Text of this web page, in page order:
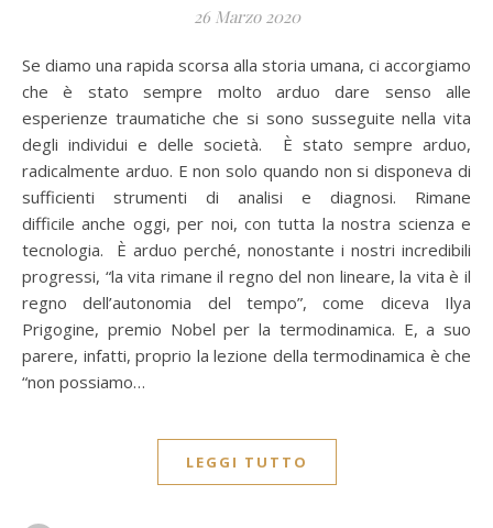
26 Marzo 2020
Se diamo una rapida scorsa alla storia umana, ci accorgiamo
che è stato sempre molto arduo dare senso alle
esperienze traumatiche che si sono susseguite nella vita
degli individui e delle società. È stato sempre arduo,
radicalmente arduo. E non solo quando non si disponeva di
sufficienti strumenti di analisi e diagnosi. Rimane
difficile anche oggi, per noi, con tutta la nostra scienza e
tecnologia. È arduo perché, nonostante i nostri incredibili
progressi, “la vita rimane il regno del non lineare, la vita è il
regno dell’autonomia del tempo”, come diceva Ilya
Prigogine, premio Nobel per la termodinamica. E, a suo
parere, infatti, proprio la lezione della termodinamica è che
“non possiamo…
LEGGI TUTTO